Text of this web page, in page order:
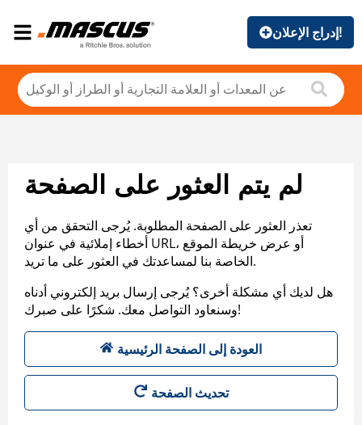
إدراج الإعلان!
لم يتم العثور على الصفحة
تعذر العثور على الصفحة المطلوبة. يُرجى التحقق من أي
أخطاء إملائية في عنوان URL، أو عرض خريطة الموقع
الخاصة بنا لمساعدتك في العثور على ما تريد.
هل لديك أي مشكلة أخرى؟ يُرجى إرسال بريد إلكتروني أدناه
وسنعاود التواصل معك. شكرًا على صبرك!
العودة إلى الصفحة الرئيسية
تحديث الصفحة